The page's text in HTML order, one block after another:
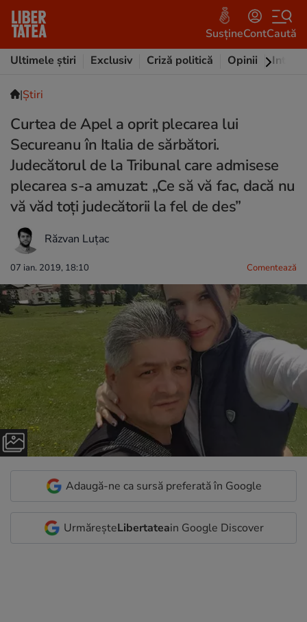
SusțineContCaută
Ultimele știri
Exclusiv Criză politică Opinii
|Ştiri
Curtea de Apel a oprit plecarea lui
Secureanu în Italia de sărbători.
Judecătorul de la Tribunal care admisese
plecarea s-a amuzat: „Ce să vă fac, dacă nu
vă văd toți judecătorii la fel de des”
Răzvan Luțac
07 ian. 2019, 18:10 Comentează
Adaugă-ne ca sursă preferată în Google
UrmăreșteLibertateain Google Discover